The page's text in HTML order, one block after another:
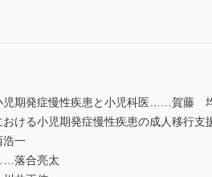
児期発症慢性疾患と小児科医……賀藤
おける小児期発症慢性疾患の成人移行支
一
落合亮太